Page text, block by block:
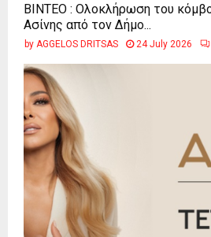
ΒΙΝΤΕΟ : Ολοκλήρωση του
Ασίνης από τον Δήμο...
by AGGELOS DRITSAS 24 July 2026